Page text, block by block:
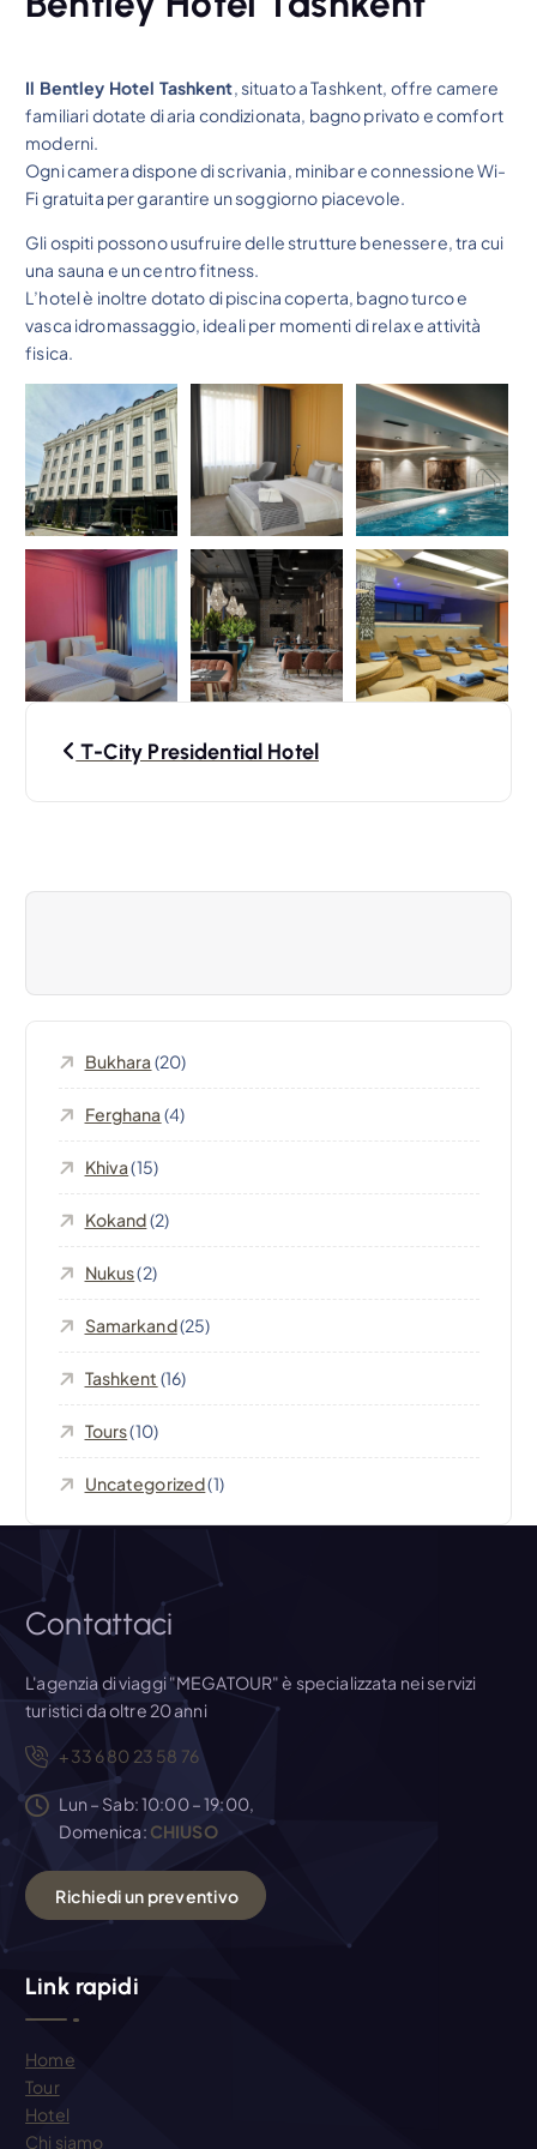
Il Bentley Hotel Tashkent, situato a Tashkent, offre camere
familiari dotate di aria condizionata, bagno privato e comfort
moderni.
Ogni camera dispone di scrivania, minibar e connessione Wi-
Fi gratuita per garantire un soggiorno piacevole.
Gli ospiti possono usufruire delle strutture benessere, tra cui
una sauna e un centro fitness.
L’hotel è inoltre dotato di piscina coperta, bagno turco e
vasca idromassaggio, ideali per momenti di relax e attività
fisica.
i
c
o
l
i
T-City Presidential Hotel
Bukhara (20)
Ferghana (4)
Khiva(15)
Kokand(2)
Nukus(2)
Samarkand(25)
Tashkent (16)
Tours(10)
Uncategorized(1)
Contattaci
L'agenzia di viaggi "MEGATOUR" è specializzata nei servizi
turistici da oltre 20 anni
+33 6 80 23 58 76
Lun – Sab: 10:00 – 19:00,
Domenica: CHIUSO
Richiediun preventivo
Link rapidi
Home
Tour
Hotel
Chi siamo